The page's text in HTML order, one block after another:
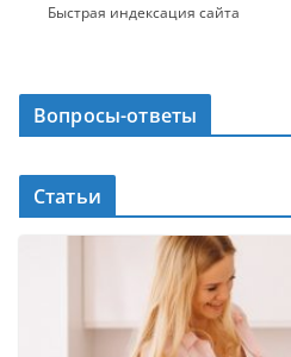
Быстрая индексация сайта
Вопросы-ответы
Статьи